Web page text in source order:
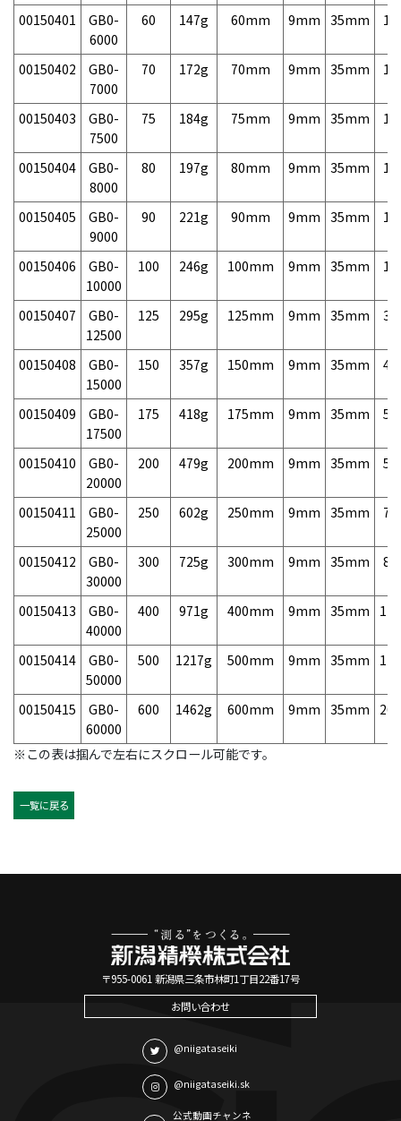
00150401
GB0-
6000
60 147g 60mm 9mm 35mm
00150402
GB0-
7000
70 172g 70mm 9mm 35mm
00150403
GB0-
7500
75 184g 75mm 9mm 35mm
00150404
GB0-
8000
80 197g 80mm 9mm 35mm
00150405
GB0-
9000
90 221g 90mm 9mm 35mm
00150406
GB0-
10000
100 246g 100mm 9mm 35mm
00150407
GB0-
12500
125 295g 125mm 9mm 35mm
00150408
GB0-
15000
150 357g 150mm 9mm 35mm
00150409
GB0-
17500
175 418g 175mm 9mm 35mm
00150410
GB0-
20000
200 479g 200mm 9mm 35mm
00150411
GB0-
25000
250 602g 250mm 9mm 35mm
00150412
GB0-
30000
300 725g 300mm 9mm 35mm
00150413
GB0-
40000
400 971g 400mm 9mm 35mm
00150414
GB0-
50000
500 1217g 500mm 9mm 35mm
00150415
GB0-
60000
600 1462g 600mm 9mm 35mm
※この表は掴んで左右にスクロール可能です。
一覧に戻る
〒955-0061 新潟県三条市林町1丁目22番17号
お問い合わせ
@niigataseiki
@niigataseiki.sk
公式動画チャンネ